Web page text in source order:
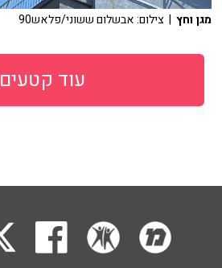
מגן וחץ | צילום: אבשלום ששוני/פלאש90
עוד קטעים